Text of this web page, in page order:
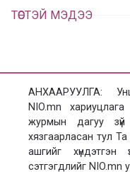
ТӨСТЭЙ МЭДЭЭ
АНХААРУУЛГА:
NIO.mn
журмын дагуу зүй
хязгаарласан тул
ашгийг
сэтгэгдлийг NIO.mn